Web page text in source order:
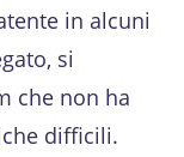
in alcuni
si
che non ha
difficili.